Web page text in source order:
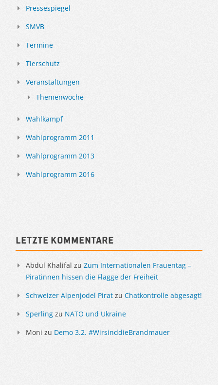
Pressespiegel
SMVB
Termine
Tierschutz
Veranstaltungen
Themenwoche
Wahlkampf
Wahlprogramm 2011
Wahlprogramm 2013
Wahlprogramm 2016
Letzte Kommentare
Abdul Khalifal zu Zum Internationalen Frauentag –
Piratinnen hissen die Flagge der Freiheit
Schweizer Alpenjodel Pirat zu Chatkontrolle abgesagt!
Sperling zu NATO und Ukraine
Moni zu Demo 3.2. #WirsinddieBrandmauer